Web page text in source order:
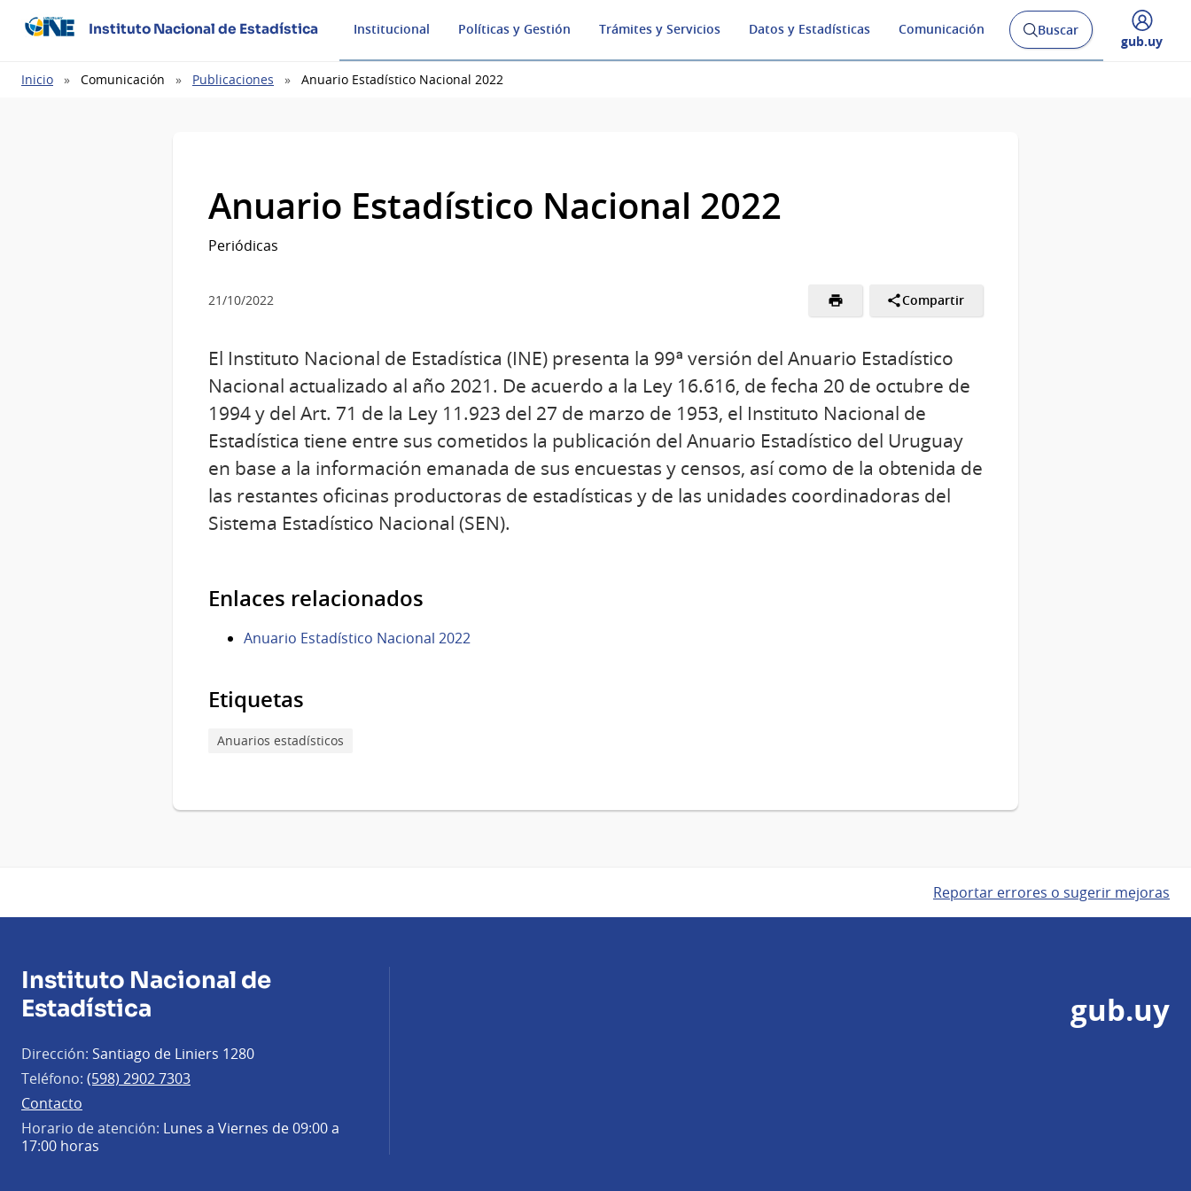
Instituto Nacional de Estadística Institucional Políticas y Gestión Trámites y Servicios Datos y Estadísticas Comunicación
Abrir
buscador
Buscar
Desplegar
gub.uy
Ruta
Inicio Comunicación Publicaciones Anuario Estadístico Nacional 2022
Anuario Estadístico Nacional 2022
Periódicas
21/10/2022 Compartir
El Instituto Nacional de Estadística (INE) presenta la 99ª versión del Anuario Estadístico
Nacional actualizado al año 2021. De acuerdo a la Ley 16.616, de fecha 20 de octubre de
1994 y del Art. 71 de la Ley 11.923 del 27 de marzo de 1953, el Instituto Nacional de
Estadística tiene entre sus cometidos la publicación del Anuario Estadístico del Uruguay
en base a la información emanada de sus encuestas y censos, así como de la obtenida de
las restantes oficinas productoras de estadísticas y de las unidades coordinadoras del
Sistema Estadístico Nacional (SEN).
Enlaces relacionados
Anuario Estadístico Nacional 2022
Etiquetas
Anuarios estadísticos
Reportar errores o sugerir mejoras
Instituto Nacional de
Estadística
Dirección: Santiago de Liniers 1280
Teléfono: (598) 2902 7303
Contacto
Horario de atención: Lunes a Viernes de 09:00 a
17:00 horas
gub.uy